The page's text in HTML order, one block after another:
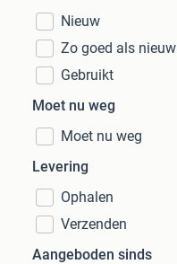
Nieuw
Zo goed als nieuw
Gebruikt
Moet nu weg
Moet nu weg
Levering
Ophalen
Verzenden
Aangeboden sinds